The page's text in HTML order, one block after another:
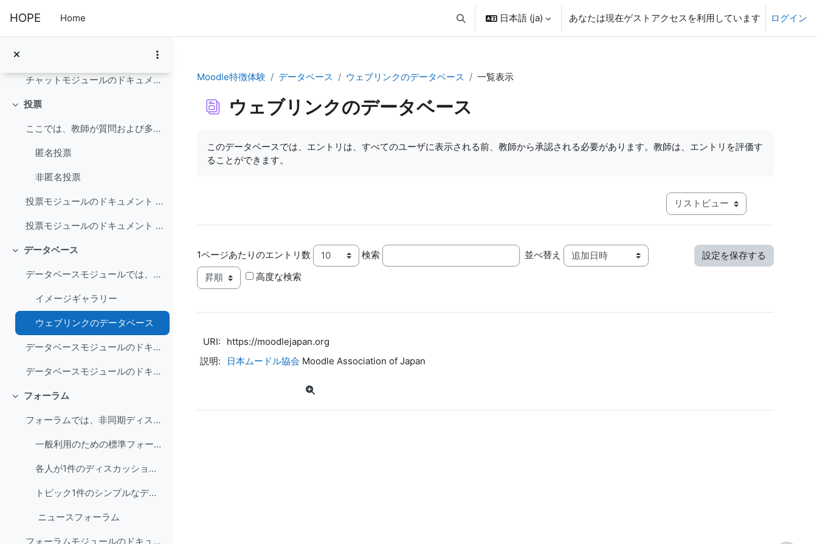
HOPE Home 検索入力に切り替える
日本語 ‎(ja)‎ あなたは現在ゲストアクセスを利用しています ログイン
チャットモジュールのドキュメント (日本語)
チャットモジュールのドキュメント (英語)
折りたたむ
投票
ここでは、教師が質問および多重回答の選択肢を設定することができます。
匿名投票
非匿名投票
投票モジュールのドキュメント (日本語)
投票モジュールのドキュメント (英語)
折りたたむ
データベース
データベースモジュールでは、参加者が一連のレコードエントリを作成、管理、検索できるようにします。
イメージギャラリー
ウェブリンクのデータベース
データベースモジュールのドキュメント (日本語)
データベースモジュールのドキュメント (英語)
折りたたむ
フォーラム
フォーラムでは、非同期ディスカッションの機会を提供します。
一般利用のための標準フォーラム
各人が1件のディスカッションを投稿する
トピック1件のシンプルなディスカッション
ニュースフォーラム
フォーラムモジュールのドキュメント (日本語)
Moodle特徴体験 データベース ウェブリンクのデータベース 一覧表示
ウェブリンクのデータベース
このデータベースでは、エントリは、すべてのユーザに表示される前、教師から承認される必要があります。教師は、エントリを評価す
ることができます。
モード3次ナビゲーションを表示する
1ページあたりのエントリ数 検索 並べ替え
高度な検索
URI:
https://moodlejapan.org
説明:
日本ムードル協会 Moodle Association of Japan